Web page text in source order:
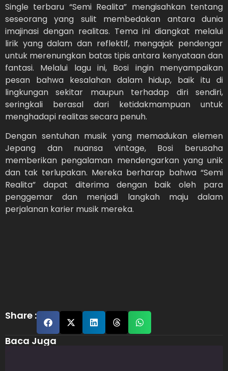
Single terbaru “Semi Realita” mengisahkan tentang
seseorang yang sulit membedakan antara dunia
imajinasi dengan realitas. Tema ini diangkat melalui
lirik yang dalam dan reflektif, mengajak pendengar
untuk merenungkan batas tipis antara kenyataan dan
fantasi. Melalui lagu ini, Bosi ingin menyampaikan
pesan bahwa kesalahan dalam hidup, baik itu di
lingkungan sekitar maupun terhadap diri sendiri,
seringkali berasal dari ketidakmampuan untuk
menghadapi realitas secara penuh.
Dengan sentuhan musik yang memadukan elemen
Jepang dan nuansa vintage, Bosi berusaha
memberikan pengalaman mendengarkan yang unik
dan tak terlupakan. Mereka berharap bahwa “Semi
Realita” dapat diterima dengan baik oleh para
penggemar dan menjadi langkah maju dalam
perjalanan karier musik mereka.
Share :
Baca Juga